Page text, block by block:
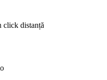
click distanță